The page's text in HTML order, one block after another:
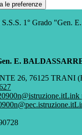
le preferenze
S.S.S. 1° Grado "Gen.
E.
26, 76125 TRANI
Link